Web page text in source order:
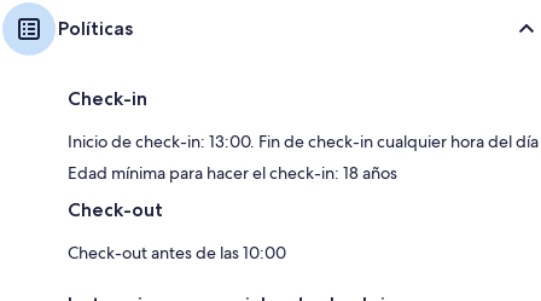
Políticas
Check-in
Inicio de check-in: 13:00. Fin de check-in cualquier hora del día
Edad mínima para hacer el check-in: 18 años
Check-out
Check-out antes de las 10:00